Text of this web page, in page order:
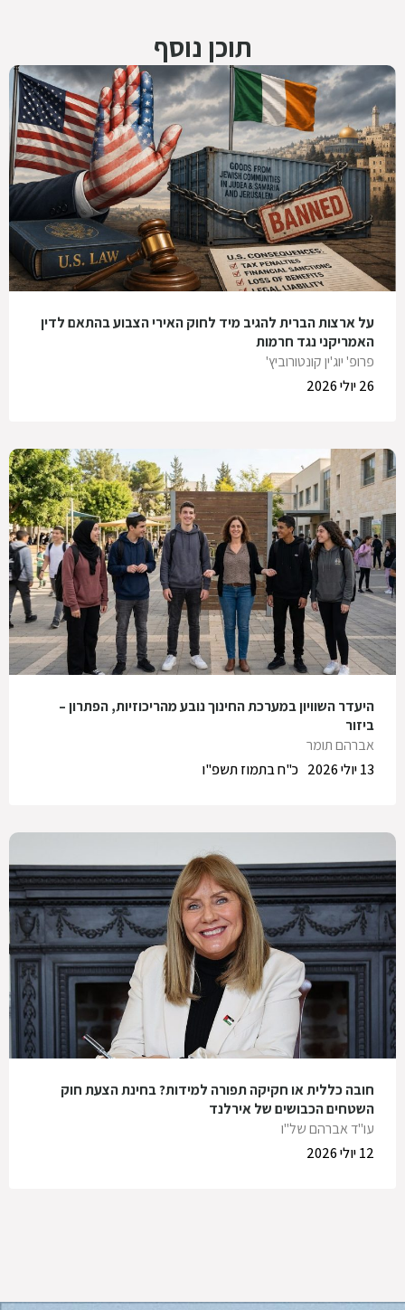
תוכן נוסף
על ארצות הברית להגיב מיד לחוק האירי הצבוע בהתאם לדין
האמריקני נגד חרמות
פרופ' יוג'ין קונטורוביץ'
26 יולי 2026
היעדר השוויון במערכת החינוך נובע מהריכוזיות, הפתרון –
ביזור
אברהם תומר
כ"ח בתמוז תשפ"ו
13 יולי 2026
חובה כללית או חקיקה תפורה למידות? בחינת הצעת חוק
השטחים הכבושים של אירלנד
עו"ד אברהם של"ו
12 יולי 2026